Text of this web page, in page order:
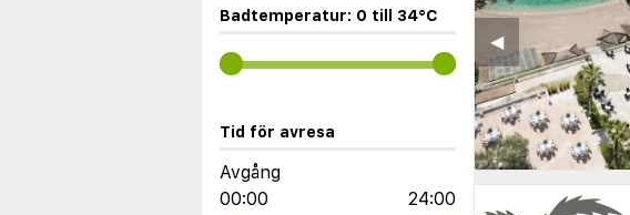
Badtemperatur: 0 till 34°C
Tid för avresa
Avgång
00:00
24:00
◀︎